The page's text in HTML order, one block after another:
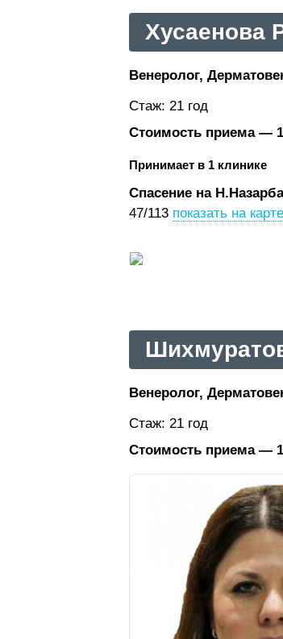
Хусаенова
Венеролог,
Стаж: 21 год
Стоимость приема —
Принимает в 1 клинике
Спасение на
47/113 показать на карте
Венеролог,
Стаж: 21 год
Стоимость приема —